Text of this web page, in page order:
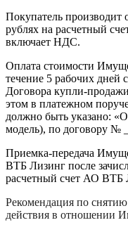
Покупатель производит
рублях на расчетный
включает НДС.
Оплата стоимости
течение 5 рабочих дней
Договора купли-
этом в платежном
должно быть указано:
модель), по договору №
Приемка-передача
ВТБ Лизинг после
расчетный счет АО ВТБ
Рекомендация по
действия в отношении